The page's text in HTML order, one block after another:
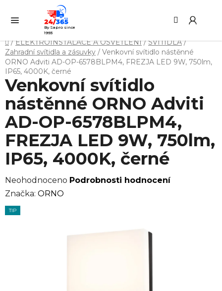
obsah
By Sapro since
1993
Domů
/ ELEKTROINSTALACE A OSVĚTLENÍ / SVÍTIDLA /
Zahradní svítidla a zásuvky / Venkovní svítidlo nástěnné
ORNO Adviti AD-OP-6578BLPM4, FREZJA LED 9W, 750lm,
IP65, 4000K, černé
Venkovní svítidlo
nástěnné ORNO Adviti
AD-OP-6578BLPM4,
FREZJA LED 9W, 750lm,
IP65, 4000K, černé
Průměrné
hodnocení
produktu
Neohodnoceno Podrobnosti hodnocení
Značka: ORNO
TIP